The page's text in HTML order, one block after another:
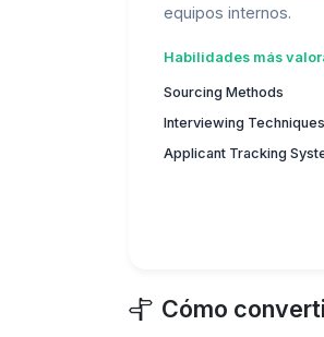
equipos internos.
Habilidades más
Sourcing Methods
Interviewing Techniques
Cómo